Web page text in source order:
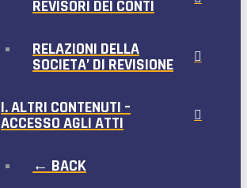
REVISORI DEI CONTI
RELAZIONI DELLA
SOCIETA’ DI REVISIONE
I. ALTRI CONTENUTI –
ACCESSO AGLI ATTI
← BACK